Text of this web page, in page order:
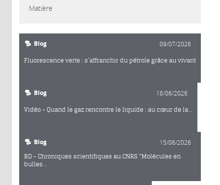
Matière
Blog 09/07/2026
Fluorescence verte : s’affranchir du pétrole grâce au vivant
Blog 18/06/2026
Vidéo - Quand le gaz rencontre le liquide : au cœur de la...
Blog 15/06/2026
BD - Chroniques scientifiques au CNRS "Molécules en
bulles...